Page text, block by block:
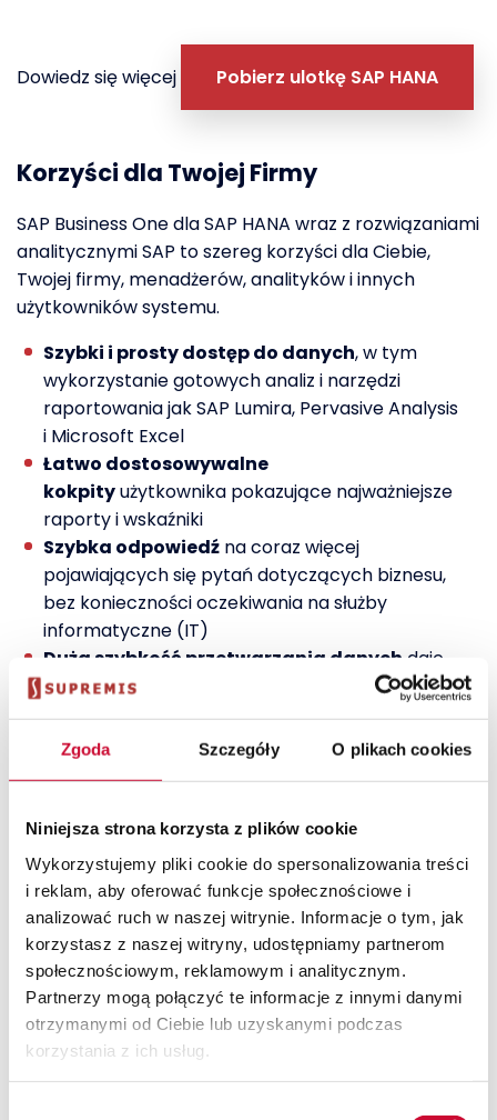
Zgoda Szczegóły O plikach cookies
Niniejsza strona korzysta z plików cookie
Wykorzystujemy pliki cookie do spersonalizowania treści
i reklam, aby oferować funkcje społecznościowe i
analizować ruch w naszej witrynie. Informacje o tym, jak
korzystasz z naszej witryny, udostępniamy partnerom
społecznościowym, reklamowym i analitycznym.
Partnerzy mogą połączyć te informacje z innymi danymi
otrzymanymi od Ciebie lub uzyskanymi podczas
korzystania z ich usług.
Dowiedz się więcej Pobierz ulotkę SAP HANA
Korzyści dla Twojej Firmy
SAP Business One dla SAP HANA wraz z rozwiązaniami
analitycznymi SAP to szereg korzyści dla Ciebie,
Twojej firmy, menadżerów, analityków i innych
użytkowników systemu.
Szybki i prosty dostęp do danych, w tym
wykorzystanie gotowych analiz i narzędzi
raportowania jak SAP Lumira, Pervasive Analysis
i Microsoft Excel
Łatwo dostosowywalne
kokpityużytkownika pokazujące najważniejsze
raporty i wskaźniki
Szybka odpowiedź na coraz więcej
pojawiających się pytań dotyczących biznesu,
bez konieczności oczekiwania na służby
informatyczne (IT)
Duża szybkość przetwarzania danych daje
dostęp do dodatkowych funkcji jak
zaawansowane prognozowanie przepływów
pieniężnych (cash-flow), sterowanie
w Google(enterprise-search)
Rozwiązanie dla użytkowników o różnym
poziomie kompetencji technicznejw tym
menadżerów chcących pozyskać i przyjrzeć się
danym oraz analityków przekopujących dane
w poszukiwaniu trendów i odpowiedzi na coraz
to nowe pytania
Platforma przygotowana na rozwój
skalidziałania Twojego biznesu zarówno
w odniesieniu do ilości przetwarzanych danych jak